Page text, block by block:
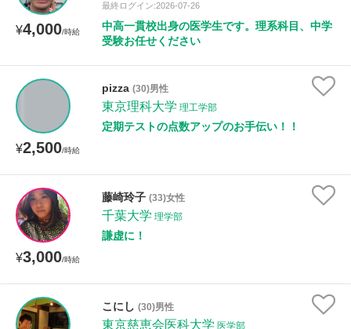
¥4,000/時給
最終ログイン:2026-07-26
中高一貫校出身の医学生です。理系科目、中学
受験お任せください
¥2,500/時給
pizza (30)男性
東京理科大学 理工学部
定期テストの点数アップのお手伝い！！
¥3,000/時給
藤崎玲子 (33)女性
千葉大学 理学部
謙虚に！
こにし (30)男性
東京慈恵会医科大学 医学部
距離：15km以内
年齢：18-101歳
性別